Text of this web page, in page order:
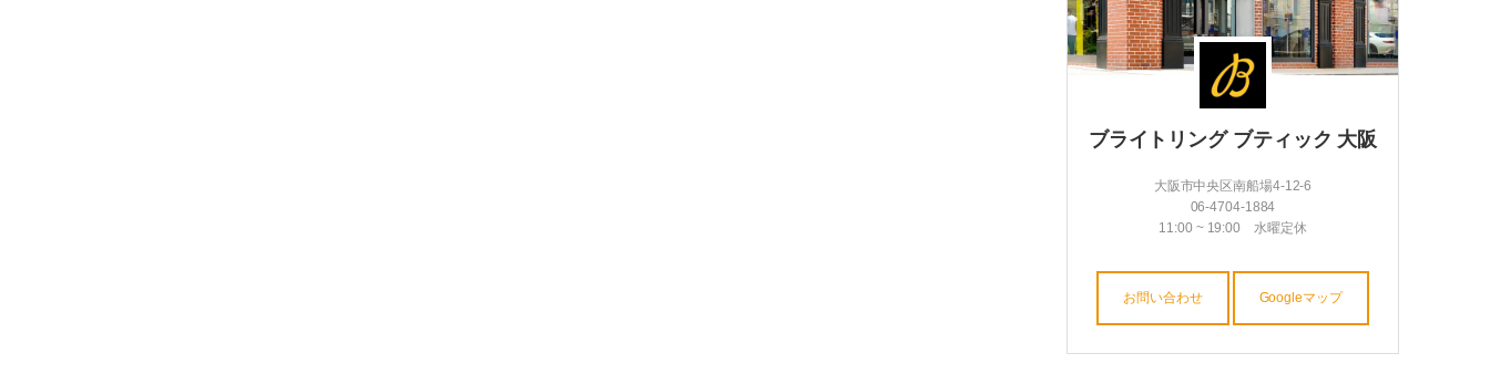
ブライトリング ブティック 大阪
大阪市中央区南船場4-12-6
06-4704-1884
11:00 ~ 19:00 水曜定休
お問い合わせ Googleマップ